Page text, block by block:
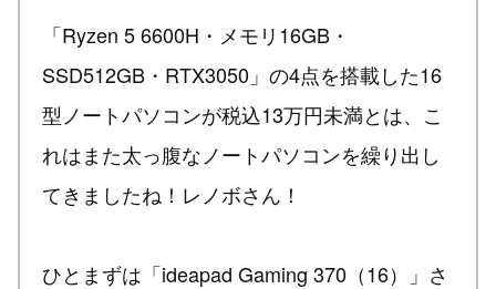
「Ryzen 5 6600H・メモリ16GB・
SSD512GB・RTX3050」の4点を搭載した16
型ノートパソコンが税込13万円未満とは、こ
れはまた太っ腹なノートパソコンを繰り出し
てきましたね！レノボさん！
ひとまずは「ideapad Gaming 370（16）」さ